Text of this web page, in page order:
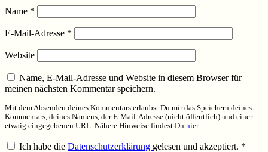
Name *
E-Mail-Adresse *
Website
Name, E-Mail-Adresse und Website in diesem Browser für
meinen nächsten Kommentar speichern.
Mit dem Absenden deines Kommentars erlaubst Du mir das Speichern deines
Kommentars, deines Namens, der E-Mail-Adresse (nicht öffentlich) und einer
etwaig eingegebenen URL. Nähere Hinweise findest Du hier.
Ich habe die Datenschutzerklärung gelesen und akzeptiert. *